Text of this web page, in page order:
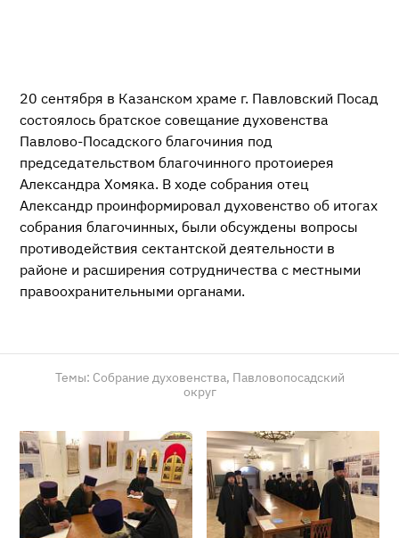
20 сентября в Казанском храме г. Павловский Посад
состоялось братское совещание духовенства
Павлово-Посадского благочиния под
председательством благочинного протоиерея
Александра Хомяка. В ходе собрания отец
Александр проинформировал духовенство об итогах
собрания благочинных, были обсуждены вопросы
противодействия сектантской деятельности в
районе и расширения сотрудничества с местными
правоохранительными органами.
Темы: Собрание духовенства, Павловопосадский
округ